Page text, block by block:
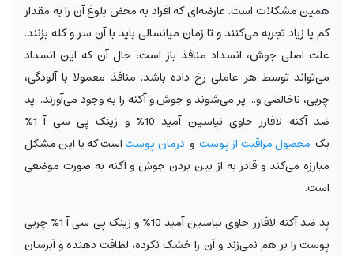
همین مشکلات است. عارضه‌ای که افراد به محض بلوغ آن را به مقدار
کم یا زیاد تجربه می‌کنند و تا زمان میانسالی باید با آن سر و کله بزنند.
علت اصلی جوش، انسداد منافذ باز است، حال آن که این انسداد
می‌تواند توسط هر عاملی رخ داده باشد. منافذ معمولا با آلودگی،
چربی، ناخالصی و... پر می‌شوند و جوش و آکنه را به وجود می‌آورند. پد
ضد آکنه لافارر حاوی نیاسین آمید 10% و زینک پی سی آ 1%
یک محصول مراقبت از پوست و درمان پوستاست که با این مشکل
مبارزه می‌کند و قادر به از بین بردن جوش و آکنه به صورت موضعی
است.
پد ضد آکنه لافارر حاوی نیاسین آمید 10% و زینک پی سی آ 1% چربی
پوست را بر هم نمی‌زند و آن را خشک نکرده، لطافت دهنده و آبرسان